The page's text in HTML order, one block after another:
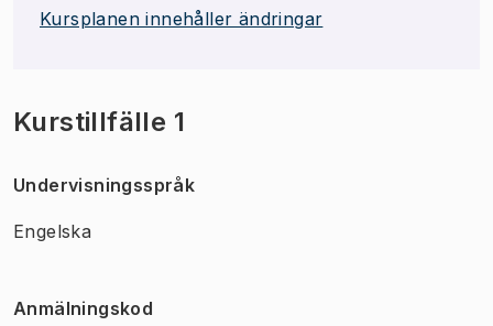
Kursplanen innehåller ändringar
Kurstillfälle 1
Undervisningsspråk
Engelska
Anmälningskod